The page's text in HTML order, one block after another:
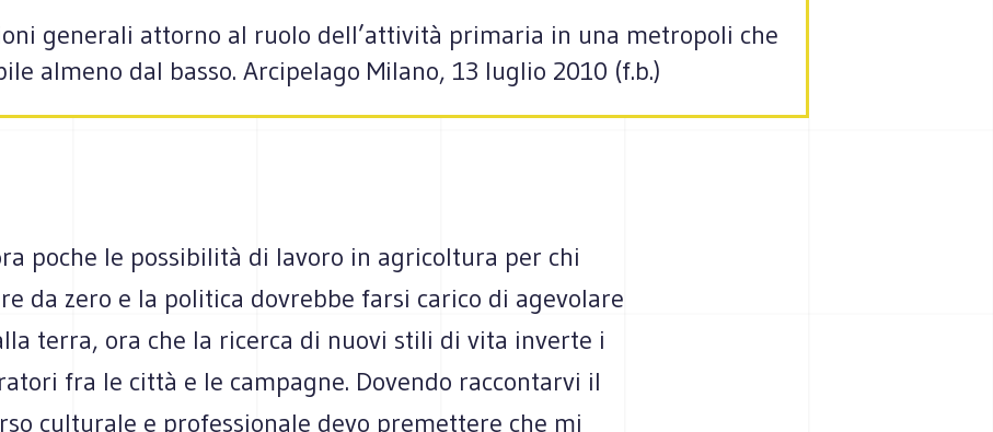
generali attorno al ruolo dell’attività primaria in una metropoli che
almeno dal basso. Arcipelago Milano, 13 luglio 2010 (f.b.)
poche le possibilità di lavoro in agricoltura per chi
da zero e la politica dovrebbe farsi carico di agevolare
terra, ora che la ricerca di nuovi stili di vita inverte i
fra le città e le campagne. Dovendo raccontarvi il
culturale e professionale devo premettere che mi